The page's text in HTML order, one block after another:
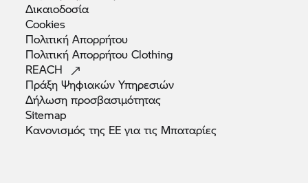
Δικαιοδοσία
Cookies
ΠολιτικήΑπορρήτου
Πολιτική ΑπορρήτουClothing
REACH
Πράξη ΨηφιακώνΥπηρεσιών
Δήλωσηπροσβασιμότητας
Sitemap
Κανονισμός της ΕΕ για τις Μπαταρίες